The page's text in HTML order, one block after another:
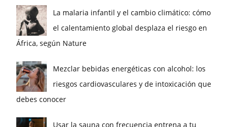
La malaria infantil y el cambio climático: cómo
el calentamiento global desplaza el riesgo en
África, según Nature
Mezclar bebidas energéticas con alcohol: los
riesgos cardiovasculares y de intoxicación que
debes conocer
Usar la sauna con frecuencia entrena a tu